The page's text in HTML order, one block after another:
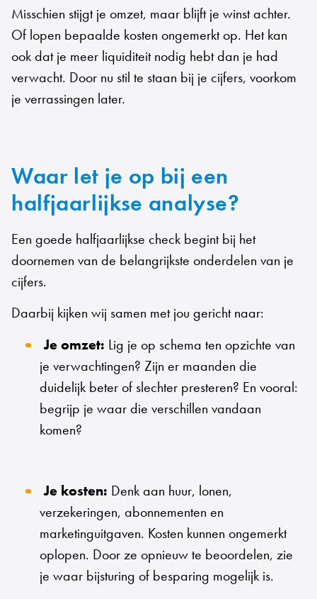
Misschien stijgt je omzet, maar blijft je winst achter.
Of lopen bepaalde kosten ongemerkt op. Het kan
ook dat je meer liquiditeit nodig hebt dan je had
verwacht. Door nu stil te staan bij je cijfers, voorkom
je verrassingen later.
Waar let je op bij een
halfjaarlijkse analyse?
Een goede halfjaarlijkse check begint bij het
doornemen van de belangrijkste onderdelen van je
cijfers.
Daarbij kijken wij samen met jou gericht naar:
Je omzet: Lig je op schema ten opzichte van
je verwachtingen? Zijn er maanden die
duidelijk beter of slechter presteren? En vooral:
begrijp je waar die verschillen vandaan
komen?
Je kosten: Denk aan huur, lonen,
verzekeringen, abonnementen en
marketinguitgaven. Kosten kunnen ongemerkt
oplopen. Door ze opnieuw te beoordelen, zie
je waar bijsturing of besparing mogelijk is.